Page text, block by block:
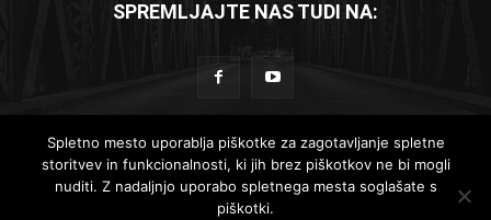
SPREMLJAJTE NAS TUDI NA:
© 2019-2025 - 815.si
Spletno mesto uporablja piškotke za zagotavljanje spletne
storitvev in funkcionalnosti, ki jih brez piškotkov ne bi mogli
nuditi. Z nadaljnjo uporabo spletnega mesta soglašate s
piškotki.